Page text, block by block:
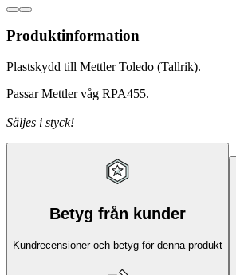
Produktinformation
Plastskydd till Mettler Toledo (Tallrik).
Passar Mettler våg RPA455.
Säljes i styck!
Betyg från kunder
Kundrecensioner och betyg för denna produkt